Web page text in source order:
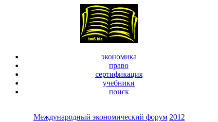
экономика
право
сертификация
учебники
поиск
Международный экономический форум 2012